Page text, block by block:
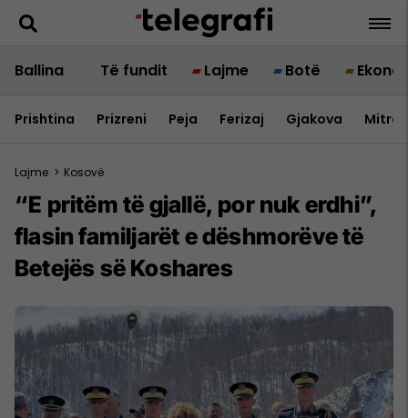
Ballina Të fundit Lajme Botë
Prishtina Prizreni Peja Ferizaj Gjakova
Lajme > Kosovë
​“E pritëm të gjallë, por nuk erdhi”,
flasin familjarët e dëshmorëve të
Betejës së Koshares